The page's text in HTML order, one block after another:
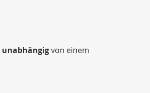
unabhängigvon einem